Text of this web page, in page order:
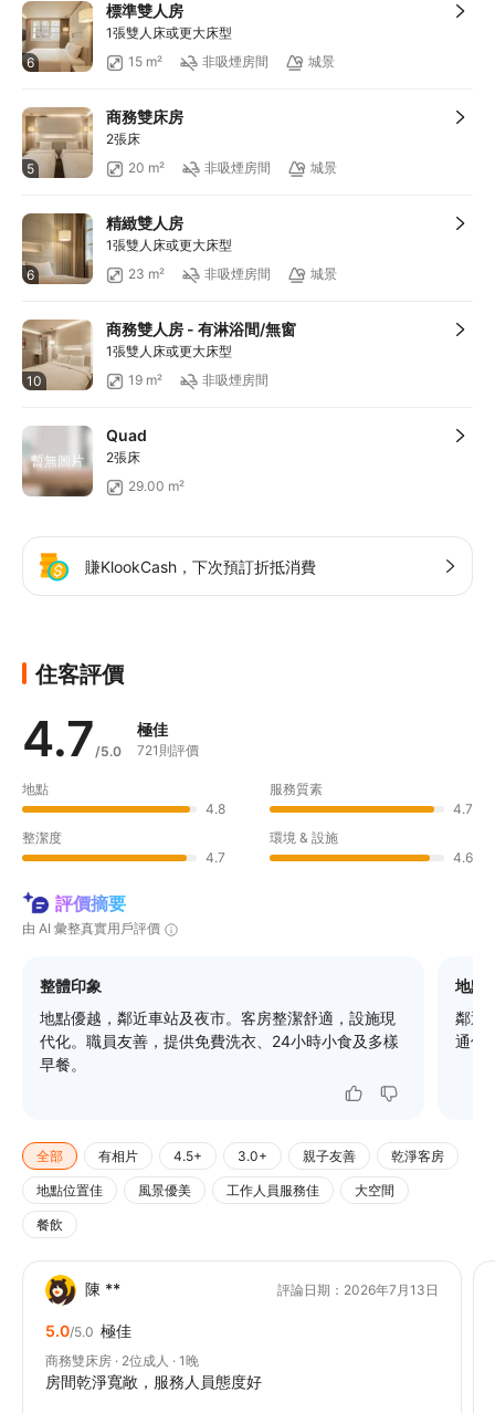
6
標準雙人房
1張雙人床或更大床型
15 m²
非吸煙房間 城景
5
商務雙床房
2張床
20 m²
非吸煙房間 城景
6
精緻雙人房
1張雙人床或更大床型
23 m²
非吸煙房間 城景
10
商務雙人房 - 有淋浴間/無窗
1張雙人床或更大床型
19 m²
非吸煙房間
暫無圖片
Quad
2張床
29.00 m²
賺KlookCash，下次預訂折抵消費
住客評價
4.7/5.0
極佳
721則評價
地點
4.8
服務質素
4.7
整潔度
4.7
環境 & 設施
4.6
評價摘要
由 AI 彙整真實用戶評價
整體印象
地點優越，鄰近車站及夜市。客房整潔舒適，設施現
代化。職員友善，提供免費洗衣、24小時小食及多樣
早餐。
地點
鄰近
通便
全部 有相片 4.5+ 3.0+ 親子友善 乾淨客房
地點位置佳 風景優美 工作人員服務佳 大空間
餐飲
陳 ** 評論日期：2026年7月13日
5.0/5.0 極佳
商務雙床房 · 2位成人 · 1晚
房間乾淨寬敞，服務人員態度好